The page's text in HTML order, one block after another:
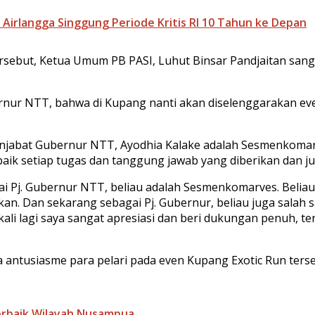
Singgung Periode Kritis RI 10 Tahun ke Depan
Ketua Umum PB PASI, Luhut Binsar Pandjaitan
NTT, bahwa di Kupang nanti akan diselenggarakan
Gubernur NTT, Ayodhia Kalake adalah
setiap tugas dan tanggung jawab yang diberikan dan
Pj. Gubernur NTT, beliau adalah Sesmenkomarves.
Dan sekarang sebagai Pj. Gubernur, beliau juga
lagi saya sangat apresiasi dan beri dukungan penuh,
para pelari pada even Kupang Exotic Run